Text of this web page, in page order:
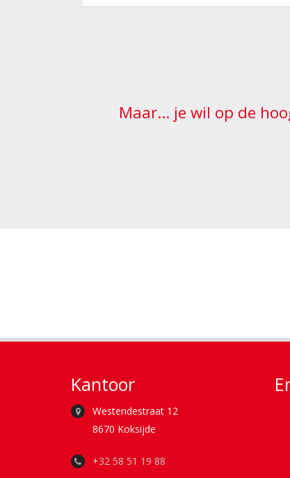
Maar... je wil op de
Kantoor
Westendestraat 12
8670 Koksijde
+32 58 51 19 88